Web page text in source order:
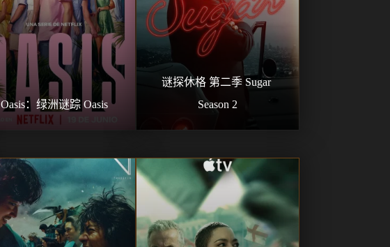
Oasis：绿洲谜踪 Oasis
谜探休格 第二季 Sugar
Season 2